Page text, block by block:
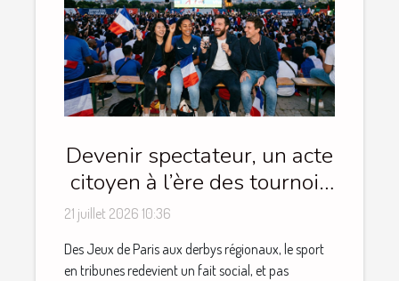
Devenir spectateur, un acte
citoyen à l’ère des tournois
populaires
21 juillet 2026 10:36
Des Jeux de Paris aux derbys régionaux, le sport
en tribunes redevient un fait social, et pas